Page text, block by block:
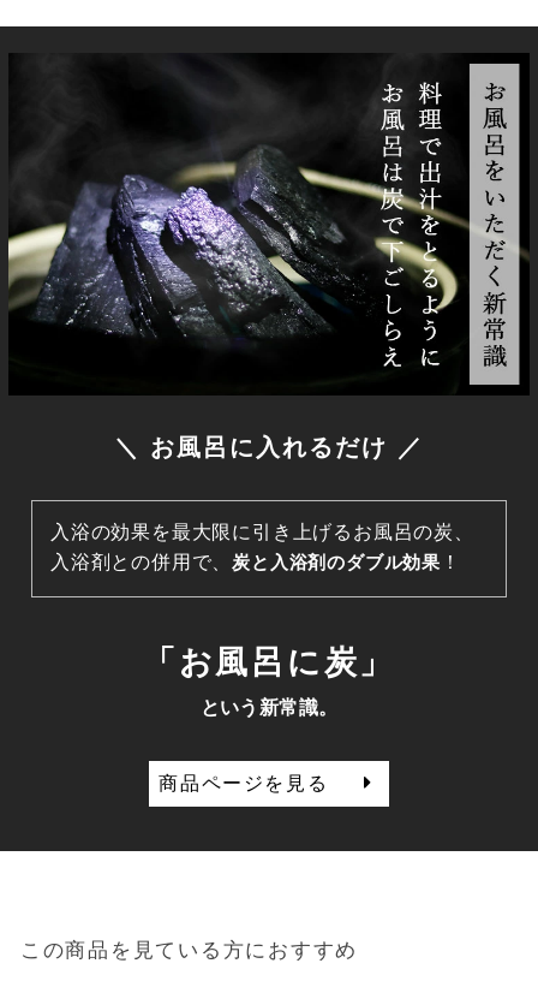
＼ お風呂に入れるだけ ／
入浴の効果を最大限に引き上げるお風呂の炭、
入浴剤との併用で、炭と入浴剤のダブル効果 ！
「お風呂に炭」
という新常識。
商品ページを見る
この商品を見ている方におすすめ